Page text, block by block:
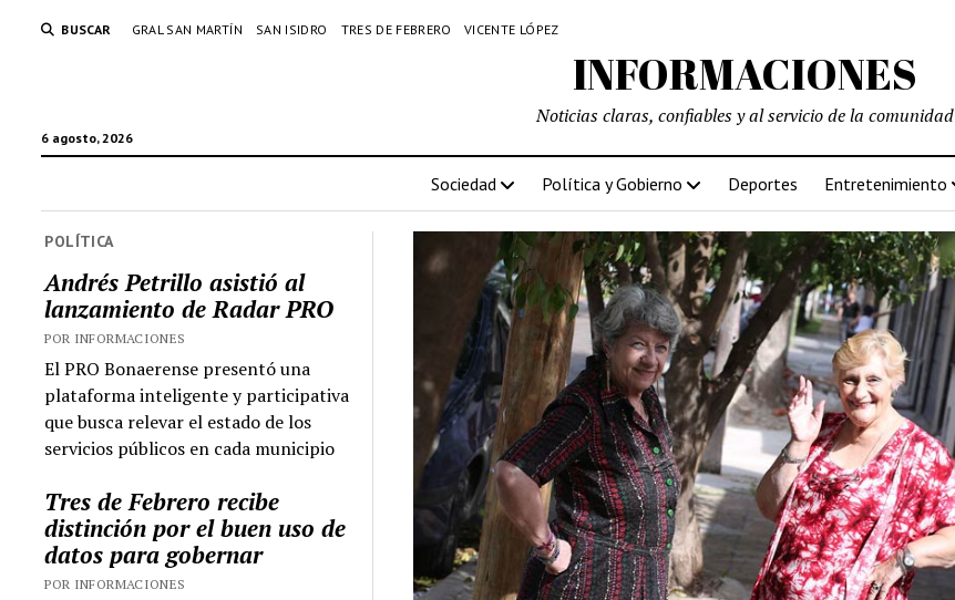
BUSCAR GRAL SAN MARTÍN SAN ISIDRO TRES DE FEBRERO VICENTE LÓPEZ
INFORMACIONES
6 agosto, 2026
Noticias claras, confiables y al servicio de la comunidad
Sociedad Política y Gobierno Deportes Entretenimiento
POLÍTICA
Andrés Petrillo asistió al
lanzamiento de Radar PRO
POR INFORMACIONES
El PRO Bonaerense presentó una
plataforma inteligente y participativa
que busca relevar el estado de los
servicios públicos en cada municipio
Tres de Febrero recibe
distinción por el buen uso de
datos para gobernar
POR INFORMACIONES